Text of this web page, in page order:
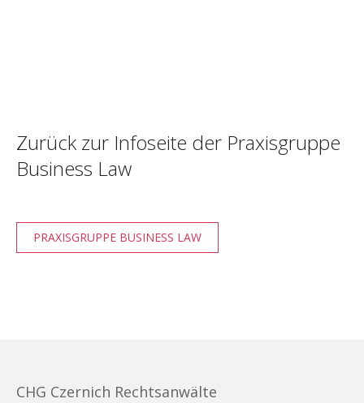
Zurück zur Infoseite der Praxisgruppe
Business Law
PRAXISGRUPPE BUSINESS LAW
CHG Czernich Rechtsanwälte